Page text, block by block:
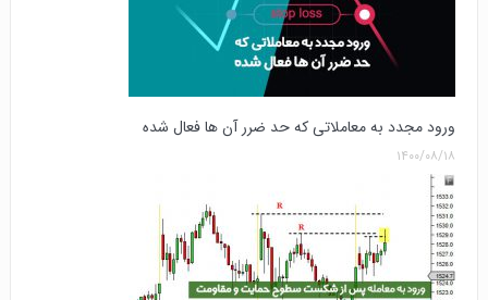
ورود مجدد به معاملاتی که حد ضرر آن ها فعال شده
۱۴۰۰/۰۸/۱۸